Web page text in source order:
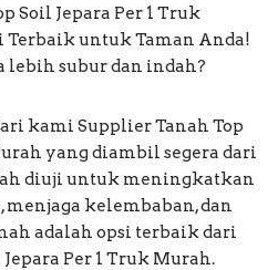
Soil Jepara Per 1 Truk
untuk Taman Anda!
subur dan indah?
kami Supplier Tanah Top
yang diambil segera dari
diuji untuk meningkatkan
kelembaban, dan
adalah opsi terbaik dari
Per 1 Truk Murah.